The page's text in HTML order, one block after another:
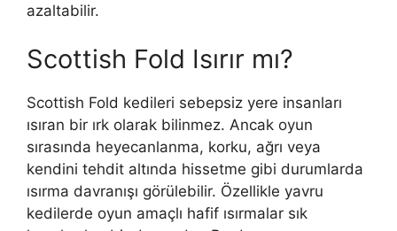
azaltabilir.
Scottish Fold Isırır mı?
Scottish Fold kedileri sebepsiz yere insanları
ısıran bir ırk olarak bilinmez. Ancak oyun
sırasında heyecanlanma, korku, ağrı veya
kendini tehdit altında hissetme gibi durumlarda
ısırma davranışı görülebilir. Özellikle yavru
kedilerde oyun amaçlı hafif ısırmalar sık